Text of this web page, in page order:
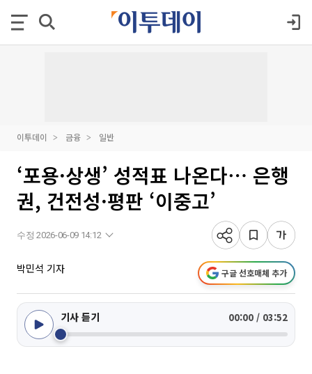
이투데이 금융 일반
‘포용·상생’ 성적표 나온다⋯ 은행
권, 건전성·평판 ‘이중고’
수정 2026-06-09 14:12
박민석 기자 구글 선호매체 추가
기사 듣기 00:00 / 03:52